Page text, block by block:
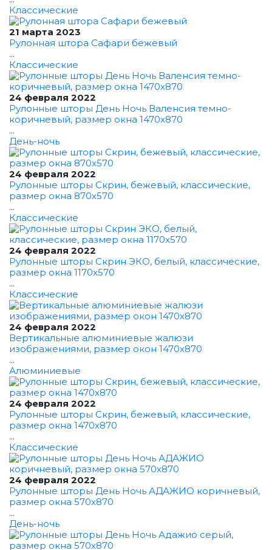
Классические
21 марта 2023
Рулонная штора Сафари бежевый
...
Классические
24 февраля 2022
Рулонные шторы День Ночь Валенсия темно-
коричневый, размер окна 1470x870
...
День-ночь
24 февраля 2022
Рулонные шторы Скрин, бежевый, классические,
размер окна 870x570
...
Классические
24 февраля 2022
Рулонные шторы Скрин ЭКО, белый, классические,
размер окна 1170x570
...
Классические
24 февраля 2022
Вертикальные алюминиевые жалюзи
изображениями, размер окон 1470x870
...
Алюминиевые
24 февраля 2022
Рулонные шторы Скрин, бежевый, классические,
размер окна 1470x870
...
Классические
24 февраля 2022
Рулонные шторы День Ночь АДАЖИО коричневый,
размер окна 570x870
...
День-ночь